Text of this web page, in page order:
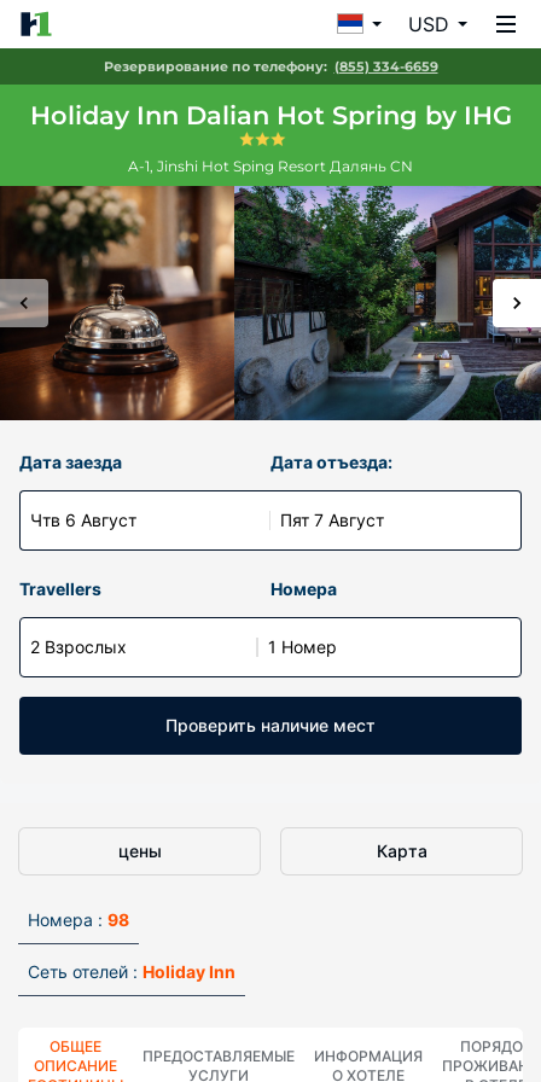
USD
Резервирование по телефону: (855) 334-6659
Holiday Inn Dalian Hot Spring by IHG
A-1, Jinshi Hot Sping Resort Далянь CN
Дата заезда
Чтв 6 Август
Дата отъезда:
Пят 7 Август
Travellers Номера
2 Взрослых 1 Номер
Проверить наличие мест
цены Карта
Номера : 98
Сеть отелей : Holiday Inn
ОБЩЕЕ
ОПИСАНИЕ
ПРЕДОСТАВЛЯЕМЫЕ
УСЛУГИ
ИНФОРМАЦИЯ
О ХОТЕЛЕ
ПОРЯДОК